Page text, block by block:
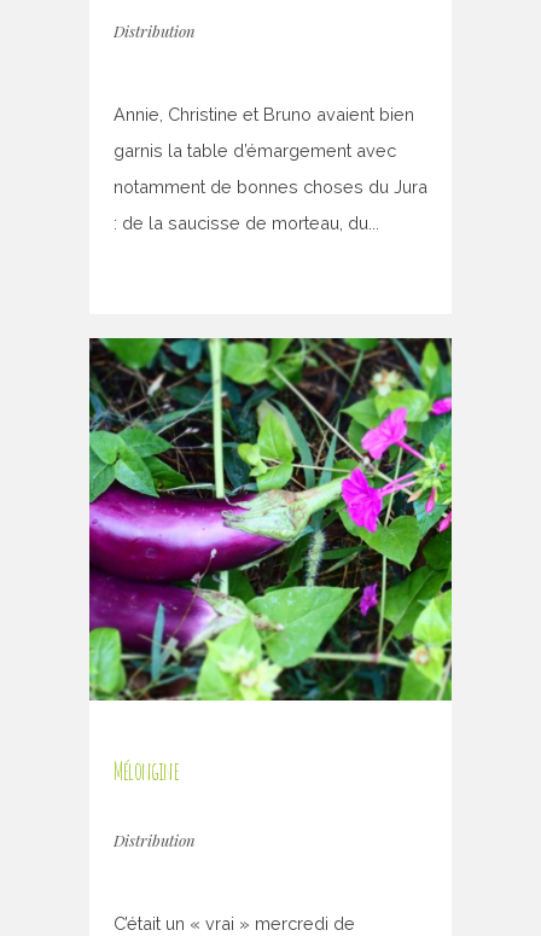
Distribution
Annie, Christine et Bruno avaient bien
garnis la table d’émargement avec
notamment de bonnes choses du Jura
: de la saucisse de morteau, du...
Mélongine
Distribution
C’était un « vrai » mercredi de